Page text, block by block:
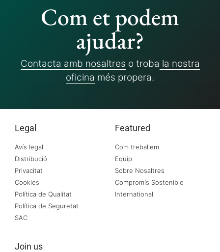
Com et podem
ajudar?
Contacta amb nosaltres o troba la nostra
oficina més propera.
Legal
Avís legal
Distribució
Privacitat
Cookies
Política de Qualitat
Política de Seguretat
SAC
Featured
Com treballem
Equip
Sobre Nosaltres
Compromís Sostenible
International
Join us